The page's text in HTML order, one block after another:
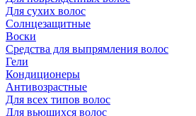
Для сухих волос
Солнцезащитные
Воски
Средства для выпрямления волос
Гели
Кондиционеры
Антивозрастные
Для всех типов волос
Для вьющихся волос